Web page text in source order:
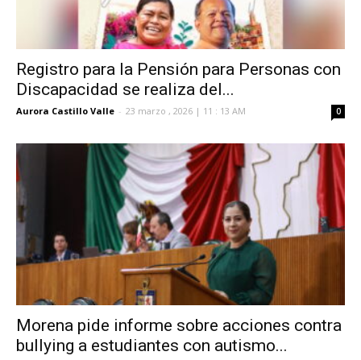
Registro para la Pensión para Personas con
Discapacidad se realiza del...
Aurora Castillo Valle - 23 marzo , 2026 | 11 : 13 AM 0
Morena pide informe sobre acciones contra
bullying a estudiantes con autismo...